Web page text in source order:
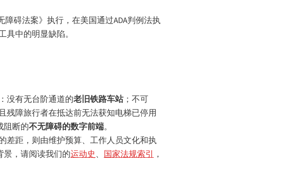
碍法案》执行，在美国通过ADA判例法执
具中的明显缺陷。
没有无台阶通道的老旧铁路车站；不可
残障旅行者在抵达前无法获知电梯已停用
阻断的不无障碍的数字前端。
差距，则由维护预算、工作人员文化和执
，请阅读我们的运动史、 国家法规索引 ，